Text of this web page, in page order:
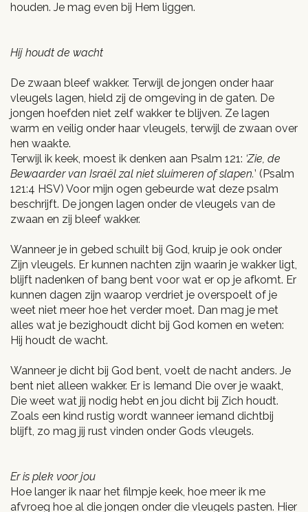
houden. Je mag even bij Hem liggen.
Hij houdt de wacht
De zwaan bleef wakker. Terwijl de jongen onder haar
vleugels lagen, hield zij de omgeving in de gaten. De
jongen hoefden niet zelf wakker te blijven. Ze lagen
warm en veilig onder haar vleugels, terwijl de zwaan over
hen waakte.
Terwijl ik keek, moest ik denken aan Psalm 121: ‘Zie, de
Bewaarder van Israël zal niet sluimeren of slapen.’ (Psalm
121:4 HSV) Voor mijn ogen gebeurde wat deze psalm
beschrijft. De jongen lagen onder de vleugels van de
zwaan en zij bleef wakker.
Wanneer je in gebed schuilt bij God, kruip je ook onder
Zijn vleugels. Er kunnen nachten zijn waarin je wakker ligt,
blijft nadenken of bang bent voor wat er op je afkomt. Er
kunnen dagen zijn waarop verdriet je overspoelt of je
weet niet meer hoe het verder moet. Dan mag je met
alles wat je bezighoudt dicht bij God komen en weten:
Hij houdt de wacht.
Wanneer je dicht bij God bent, voelt de nacht anders. Je
bent niet alleen wakker. Er is Iemand Die over je waakt,
Die weet wat jij nodig hebt en jou dicht bij Zich houdt.
Zoals een kind rustig wordt wanneer iemand dichtbij
blijft, zo mag jij rust vinden onder Gods vleugels.
Er is plek voor jou
Hoe langer ik naar het filmpje keek, hoe meer ik me
afvroeg hoe al die jongen onder die vleugels pasten. Hier